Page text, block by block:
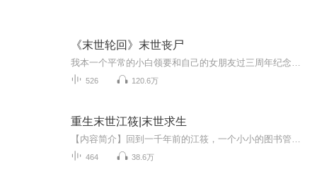
《末世轮回》末世丧尸
526 120.6万
重生末世江筱|末世求生
464 38.6万